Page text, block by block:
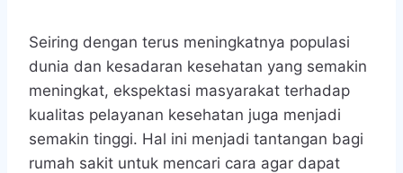
Seiring dengan terus meningkatnya populasi
dunia dan kesadaran kesehatan yang semakin
meningkat, ekspektasi masyarakat terhadap
kualitas pelayanan kesehatan juga menjadi
semakin tinggi. Hal ini menjadi tantangan bagi
rumah sakit untuk mencari cara agar dapat